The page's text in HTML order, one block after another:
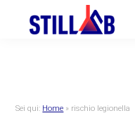
primary
primary
Sei qui: Home » rischio legionella